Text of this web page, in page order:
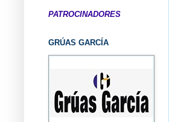
PATROCINADORES
GRÚAS GARCÍA